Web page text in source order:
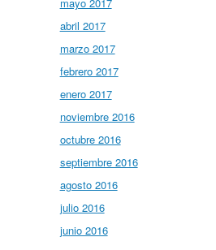
abril 2017
marzo 2017
febrero 2017
enero 2017
noviembre 2016
octubre 2016
septiembre 2016
agosto 2016
julio 2016
junio 2016